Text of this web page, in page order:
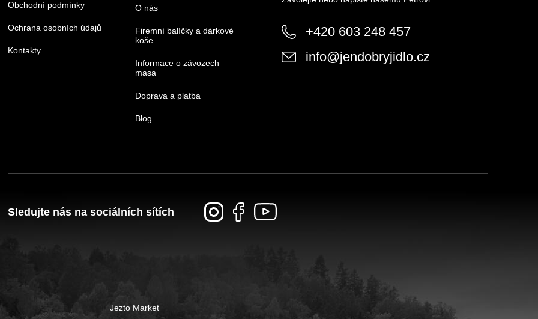
Obchodní podmínky
Ochrana osobních údajů
Kontakty
O nás
Firemní balíčky a dárkové
koše
Informace o závozech
masa
Doprava a platba
Blog
+420 603 248 457
info@jendobryjidlo.cz
Sledujte nás na sociálních sítích
Jezto Market